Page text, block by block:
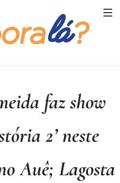
faz show
2’ neste
Auê; Lagosta